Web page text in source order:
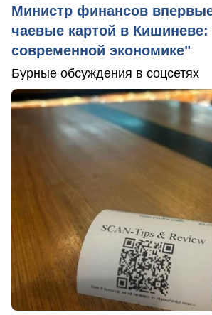
Министр финансов
чаевые картой в Кишиневе:
современной экономике"
Бурные обсуждения в соцсетях